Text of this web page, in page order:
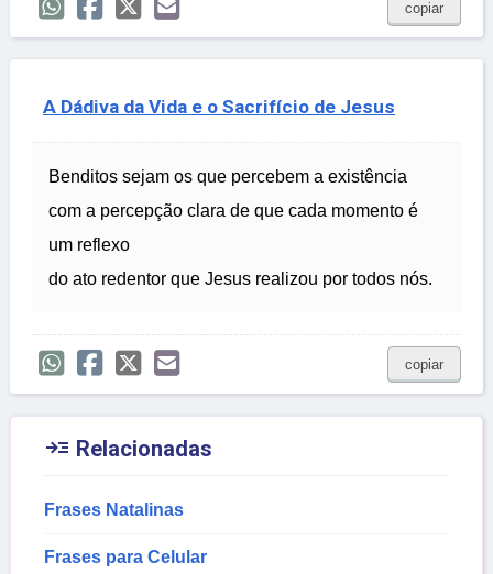
copiar
A Dádiva da Vida e o Sacrifício de Jesus
Benditos sejam os que percebem a existência
com a percepção clara de que cada momento é
um reflexo
do ato redentor que Jesus realizou por todos nós.
copiar
 Relacionadas
Frases Natalinas
Frases para Celular